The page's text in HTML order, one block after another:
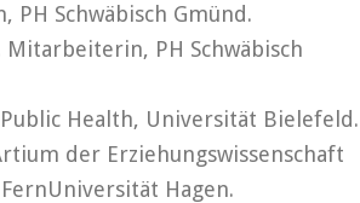
PH Schwäbisch Gmünd.
Mitarbeiterin, PH Schwäbisch
Health, Universität Bielefeld.
der Erziehungswissenschaft
Hagen.